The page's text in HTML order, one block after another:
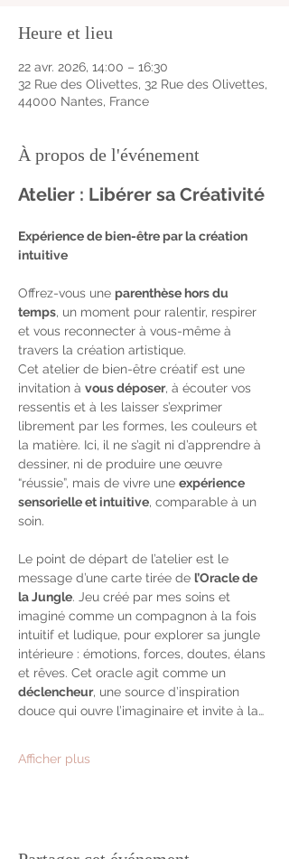
Heure et lieu
22 avr. 2026, 14:00 – 16:30
32 Rue des Olivettes, 32 Rue des Olivettes,
44000 Nantes, France
À propos de l'événement
Atelier : Libérer sa Créativité
Expérience de bien-être par la création
intuitive
Offrez-vous une parenthèse hors du
temps, un moment pour ralentir, respirer
et vous reconnecter à vous-même à
travers la création artistique.
Cet atelier de bien-être créatif est une
invitation à vous déposer, à écouter vos
ressentis et à les laisser s’exprimer
librement par les formes, les couleurs et
la matière. Ici, il ne s’agit ni d’apprendre à
dessiner, ni de produire une œuvre
“réussie”, mais de vivre une expérience
sensorielle et intuitive, comparable à un
soin.
Le point de départ de l’atelier est le
message d’une carte tirée de l’Oracle de
la Jungle. Jeu créé par mes soins et
imaginé comme un compagnon à la fois
intuitif et ludique, pour explorer sa jungle
intérieure : émotions, forces, doutes, élans
et rêves. Cet oracle agit comme un
déclencheur, une source d’inspiration
douce qui ouvre l’imaginaire et invite à la…
Afficher plus